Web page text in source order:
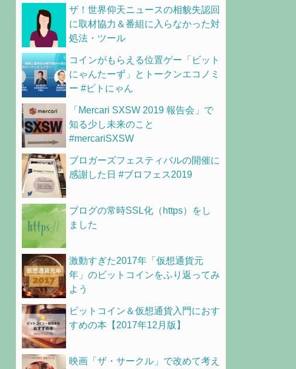
ザ！世界仰天ニュースの相貌失認回
に取材協力＆番組に入らなかった対
処法・ツール
コインがもらえる位置ゲー「ビット
にゃんたーず」とトークンエコノミ
ー #ビトにゃん
「Mercari SXSW 2019 報告会」で
知る少し未来のこと
#mercariSXSW
ブロガーズフェスティバルの開催に
感謝した日 #ブロフェス2019
ブログの常時SSL化（https）をし
ました
激動すぎた2017年「仮想通貨元
年」のビットコインをふり返ってみ
よう
ビットコイン＆仮想通貨入門におす
すめの本【2017年12月版】
映画「ザ・サークル」で改めて考え